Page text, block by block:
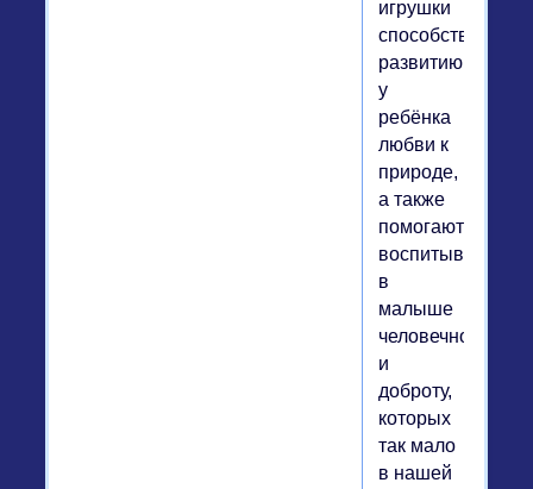
игрушки
способствуют
развитию
у
ребёнка
любви к
природе,
а также
помогают
воспитывать
в
малыше
человечность
и
доброту,
которых
так мало
в нашей